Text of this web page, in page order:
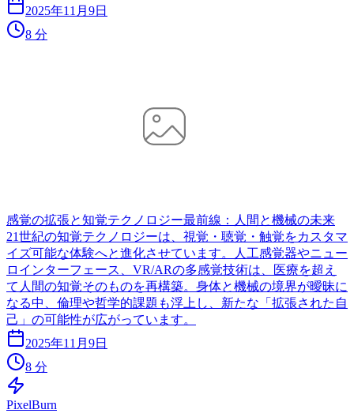
2025年11月9日
8 分
感覚の拡張と知覚テクノロジー最前線：人間と機械の未来
21世紀の知覚テクノロジーは、視覚・聴覚・触覚をカスタマ
イズ可能な体験へと進化させています。人工感覚器やニュー
ロインターフェース、VR/ARの多感覚技術は、医療を超え
て人間の知覚そのものを再構築。身体と機械の境界が曖昧に
なる中、倫理や哲学的課題も浮上し、新たな「拡張された自
己」の可能性が広がっています。
2025年11月9日
8 分
PixelBurn